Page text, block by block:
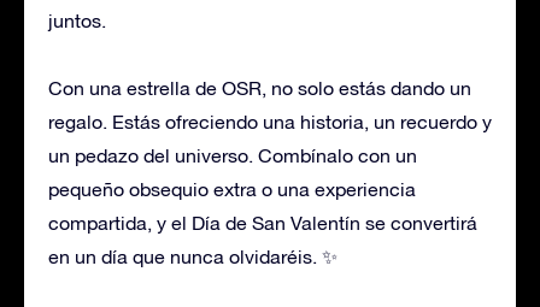
juntos.
Con una estrella de OSR, no solo estás dando un
regalo. Estás ofreciendo una historia, un recuerdo y
un pedazo del universo. Combínalo con un
pequeño obsequio extra o una experiencia
compartida, y el Día de San Valentín se convertirá
en un día que nunca olvidaréis. ✨